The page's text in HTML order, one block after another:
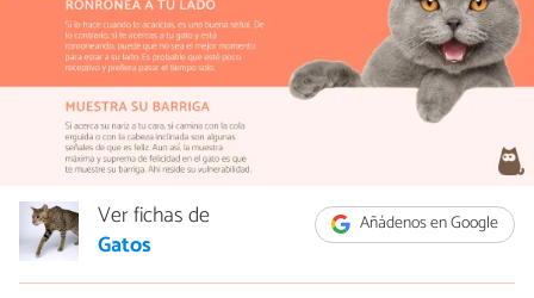
Añádenos en Google
Ver fichas de
Gatos